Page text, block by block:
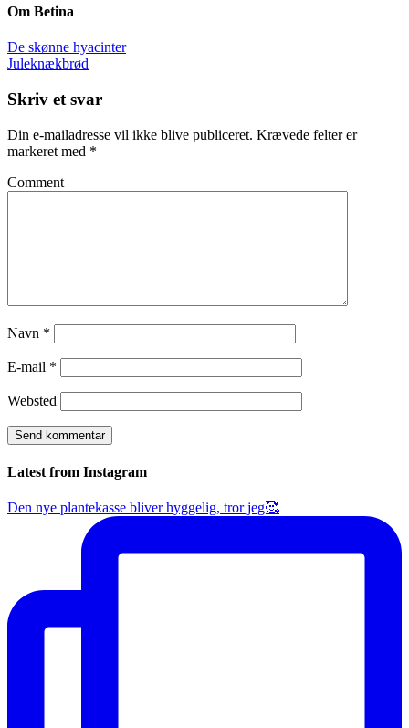
Om Betina
De skønne hyacinter
Juleknækbrød
Skriv et svar
Din e-mailadresse vil ikke blive publiceret. Krævede felter er
markeret med *
Comment
Navn *
E-mail *
Websted
Latest from Instagram
Den nye plantekasse bliver hyggelig, tror jeg🥰